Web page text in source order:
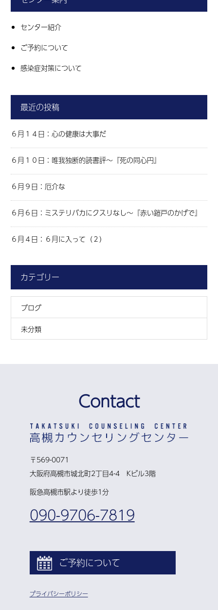
センター紹介
ご予約について
感染症対策について
最近の投稿
６月１４日：心の健康は大事だ
６月１０日：唯我独断的読書評～『死の同心円』
６月９日：厄介な
６月６日：ミステリバカにクスリなし～『赤い鎧戸のかげで』
６月４日：６月に入って（２）
カテゴリー
ブログ
未分類
Contact
〒569-0071
大阪府高槻市城北町2丁目4-4 Kビル3階
阪急高槻市駅より徒歩1分
090-9706-7819
ご予約について
プライバシーポリシー